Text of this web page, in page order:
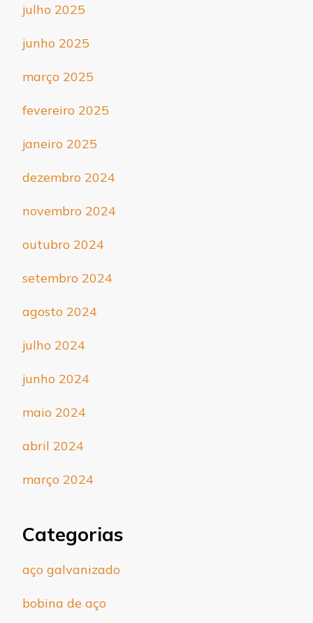
julho 2025
junho 2025
março 2025
fevereiro 2025
janeiro 2025
dezembro 2024
novembro 2024
outubro 2024
setembro 2024
agosto 2024
julho 2024
junho 2024
maio 2024
abril 2024
março 2024
Categorias
aço galvanizado
bobina de aço